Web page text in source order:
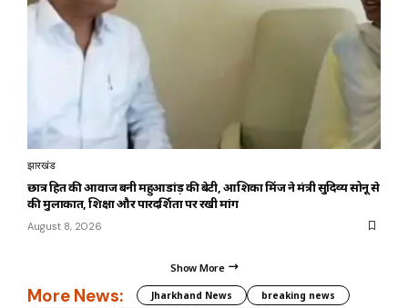
झारखंड
छात्र हित की आवाज बनी महुआडांड़ की बेटी, आशिका मिंज ने मंत्री सुदिव्य सोनू से
की मुलाकात, शिक्षा और पारदर्शिता पर रखी मांग
August 8, 2026
Show More
More News: Jharkhand News
breaking news